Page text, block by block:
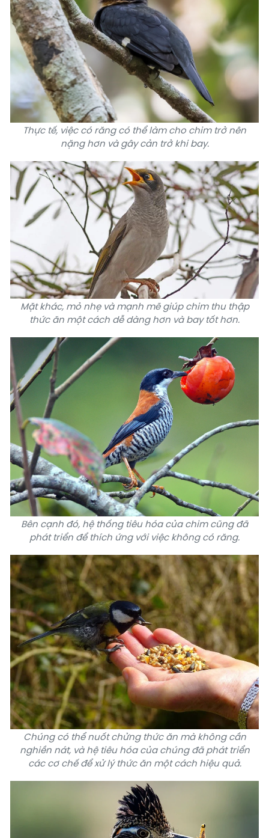
Thực tế, việc có răng có thể làm cho chim trở nên
nặng hơn và gây cản trở khi bay.
Mặt khác, mỏ nhẹ và mạnh mẽ giúp chim thu thập
thức ăn một cách dễ dàng hơn và bay tốt hơn.
Bên cạnh đó, hệ thống tiêu hóa của chim cũng đã
phát triển để thích ứng với việc không có răng.
Chúng có thể nuốt chửng thức ăn mà không cần
nghiền nát, và hệ tiêu hóa của chúng đã phát triển
các cơ chế để xử lý thức ăn một cách hiệu quả.